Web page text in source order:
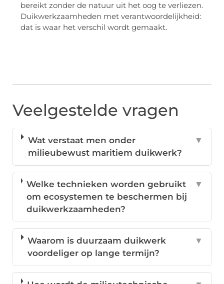
bereikt zonder de natuur uit het oog te verliezen.
Duikwerkzaamheden met verantwoordelijkheid:
dat is waar het verschil wordt gemaakt.
Veelgestelde vragen
Wat verstaat men onder
milieubewust maritiem duikwerk?
▼
Welke technieken worden gebruikt
om ecosystemen te beschermen bij
duikwerkzaamheden?
▼
Waarom is duurzaam duikwerk
voordeliger op lange termijn?
▼